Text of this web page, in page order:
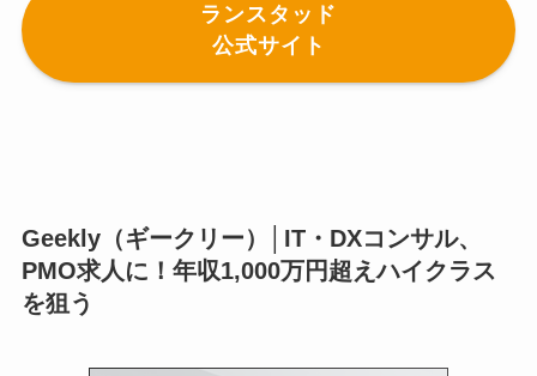
ランスタッド
公式サイト
Geekly（ギークリー）│IT・DXコンサル、
PMO求人に！年収1,000万円超えハイクラス
を狙う